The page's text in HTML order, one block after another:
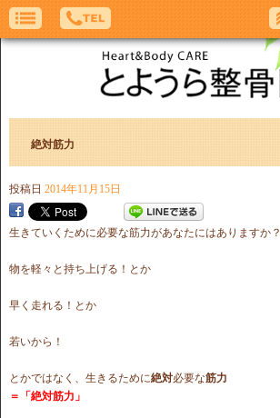
絶対筋力
投稿日 2014年11月15日
生きていくために必要な筋力があなたにはありますか？
物を軽々と持ち上げる！とか
早く走れる！とか
若いから！
とかではなく、生きるために絶対必要な筋力
＝「絶対筋力」